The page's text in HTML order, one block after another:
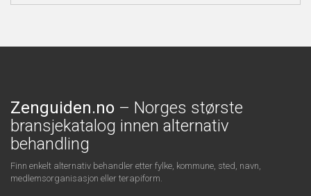
Zenguiden.no – Norges største
bransjekatalog innen alternativ
behandling
Finn enkelt alternativ behandler etter fylke, kommune, sted, navn,
medlemsorganisasjon eller terapiform.